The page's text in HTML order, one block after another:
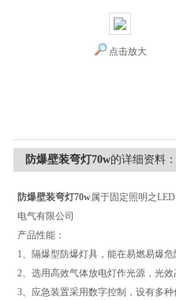
点击放大
防爆壁装弯灯70w的详细资料：
防爆壁装弯灯70w属于固定照明之
电气有限公司
产品性能：
1、隔爆型防爆灯具，能在易燃易爆
2、选用高效气体放电灯作光源，光
3、应急装置采用数字控制，设有多